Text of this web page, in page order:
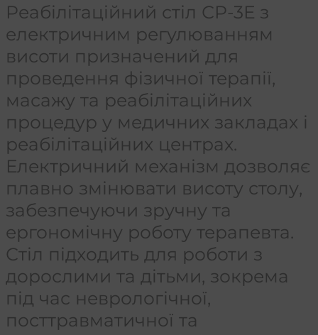
Реабілітаційний стіл СР-3Е з
електричним регулюванням
висоти призначений для
проведення фізичної терапії,
масажу та реабілітаційних
процедур у медичних закладах і
реабілітаційних центрах.
Електричний механізм дозволяє
плавно змінювати висоту столу,
забезпечуючи зручну та
ергономічну роботу терапевта.
Стіл підходить для роботи з
дорослими та дітьми, зокрема
під час неврологічної,
посттравматичної та